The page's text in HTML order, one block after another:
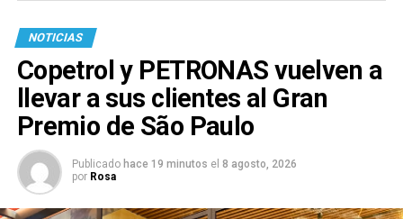
NOTICIAS
Copetrol y PETRONAS vuelven a
llevar a sus clientes al Gran
Premio de São Paulo
Publicado hace 19 minutos el 8 agosto, 2026
por Rosa